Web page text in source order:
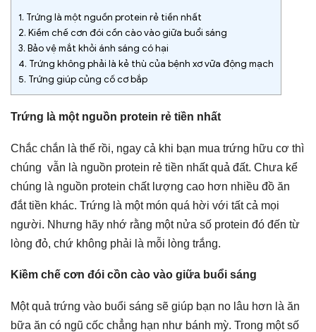
1. Trứng là một nguồn protein rẻ tiền nhất
2. Kiềm chế cơn đói cồn cào vào giữa buổi sáng
3. Bảo vệ mắt khỏi ánh sáng có hại
4. Trứng không phải là kẻ thù của bệnh xơ vữa động mạch
5. Trứng giúp củng cố cơ bắp
Trứng là một nguồn protein rẻ tiền nhất
Chắc chắn là thế rồi, ngay cả khi bạn mua trứng hữu cơ thì
chúng vẫn là nguồn protein rẻ tiền nhất quả đất. Chưa kể
chúng là nguồn protein chất lượng cao hơn nhiều đồ ăn
đắt tiền khác. Trứng là một món quá hời với tất cả mọi
người. Nhưng hãy nhớ rằng một nửa số protein đó đến từ
lòng đỏ, chứ không phải là mỗi lòng trắng.
Kiềm chế cơn đói cồn cào vào giữa buổi sáng
Một quả trứng vào buổi sáng sẽ giúp bạn no lâu hơn là ăn
bữa ăn có ngũ cốc chẳng hạn như bánh mỳ. Trong một số